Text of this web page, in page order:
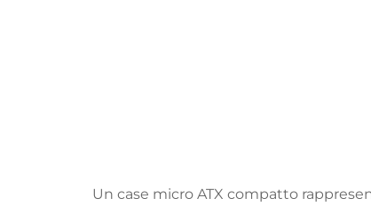
Un case micro ATX compatto